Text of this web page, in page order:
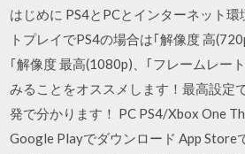
はじめに PS4とPCとインターネット
トプレイでPS4の場合は｢解像度 高
｢解像度 最高(1080p)、｢フレームレー
みることをオススメします！最高設定
発で分かります！ PC PS4/Xbox One
Google Playでダウンロード App Store